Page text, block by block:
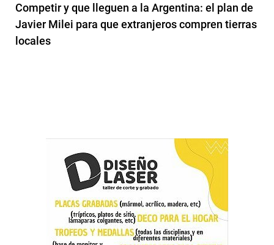
Competir y que lleguen a la Argentina: el plan de
Javier Milei para que extranjeros compren tierras
locales